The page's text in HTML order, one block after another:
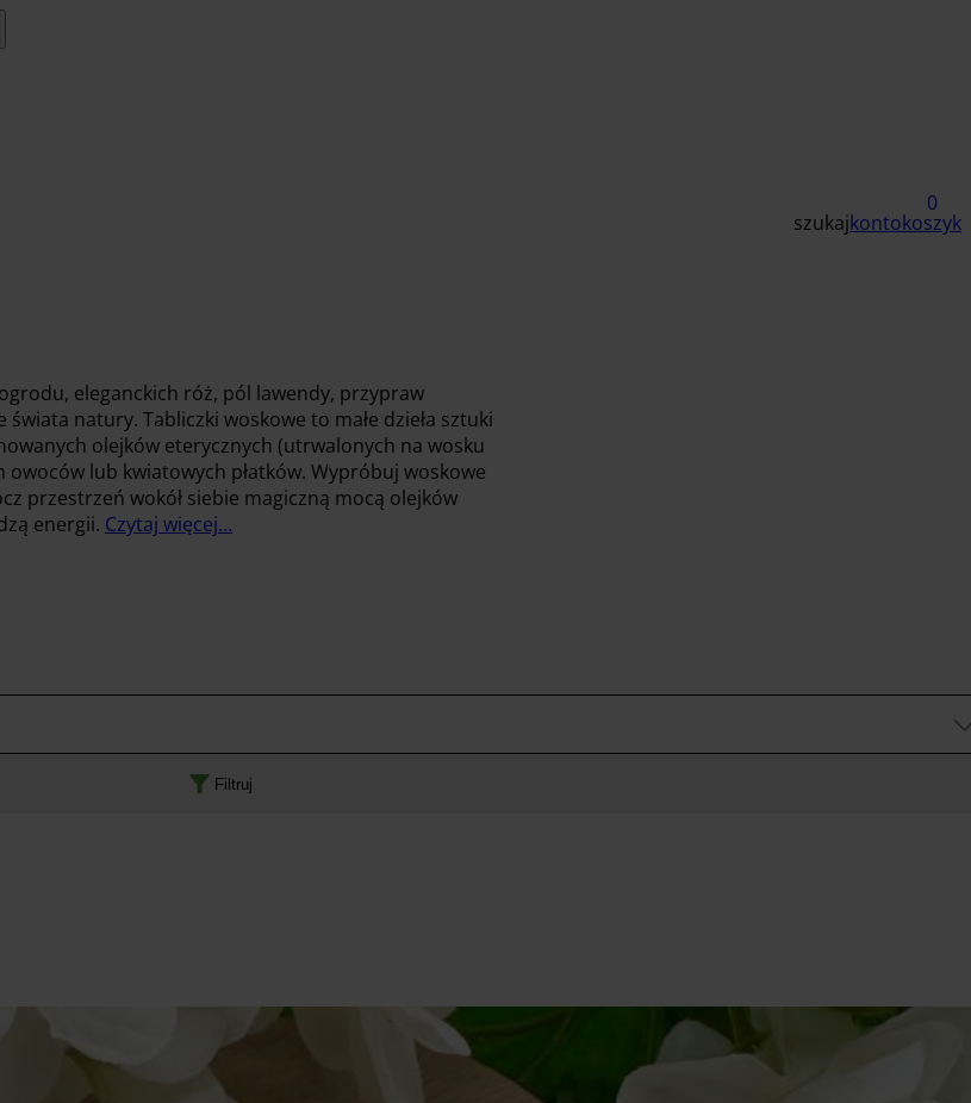
szukajkonto
0
koszyk
eleganckich róż, pól lawendy, przypraw
natury. Tabliczki woskowe to małe dzieła sztuki
olejków eterycznych (utrwalonych na wosku
lub kwiatowych płatków. Wypróbuj woskowe
przestrzeń wokół siebie magiczną mocą olejków
energii. Czytaj więcej…
Filtruj